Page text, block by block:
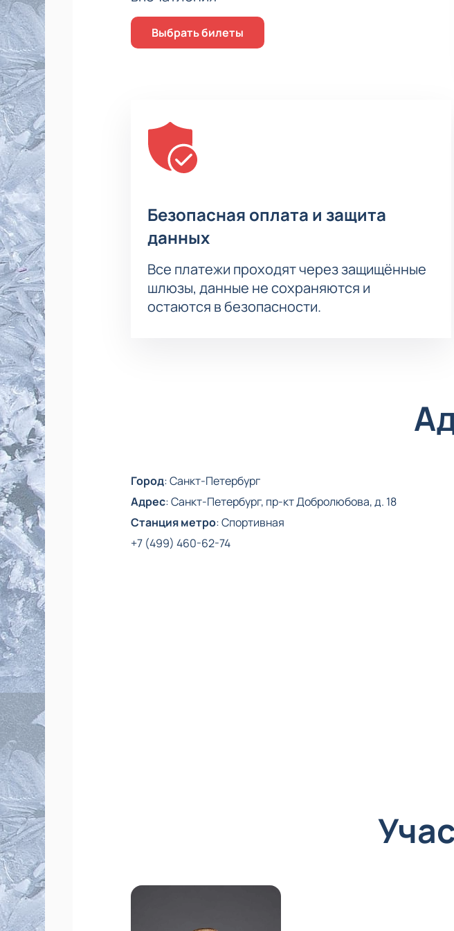
Если возникнут вопросы о правилах посещения или
Выбрать билеты
Безопасная оплата и защита
данных
Все платежи проходят через защищённые
шлюзы, данные не сохраняются и
остаются в безопасности.
Город:Санкт-Петербург
Адрес:Санкт-Петербург, пр-кт Добролюбова, д. 18
Станция метро:Спортивная
+7 (499) 460-62-74